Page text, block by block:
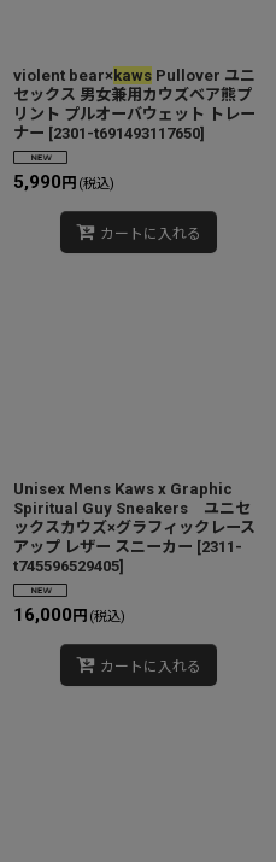
violent bear× kaws Pullover ユニ
セックス 男女兼用カウズベア熊プ
リント プルオーバウェット トレー
ナー [2301-t691493117650]
5,990 円 (税込)
カートに入れる
Unisex Mens Kaws x Graphic
Spiritual Guy Sneakers ユニセ
ックスカウズ×グラフィックレース
アップ レザー スニーカー [2311-
t745596529405]
16,000 円 (税込)
カートに入れる